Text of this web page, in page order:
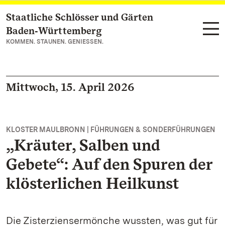
Zum Hauptinhalt springen
Staatliche Schlösser und Gärten
Baden‑Württemberg
KOMMEN. STAUNEN. GENIESSEN.
Mittwoch, 15. April 2026
KLOSTER MAULBRONN | FÜHRUNGEN & SONDERFÜHRUNGEN
„Kräuter, Salben und
Gebete“: Auf den Spuren der
klösterlichen Heilkunst
Die Zisterziensermönche wussten, was gut für